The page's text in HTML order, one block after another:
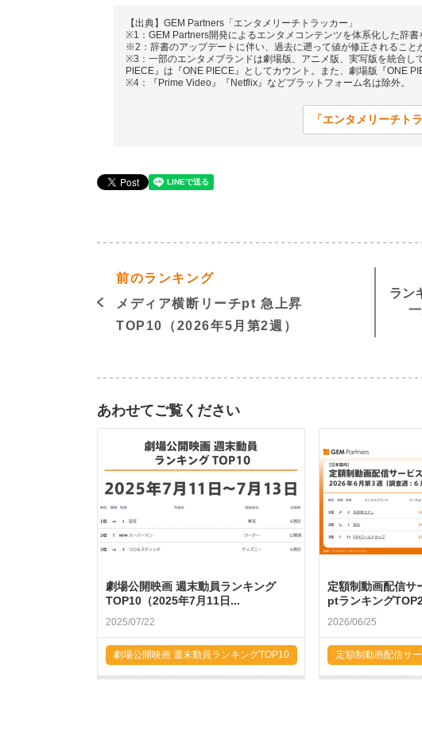
【出典】GEM Partners「エンタメリーチトラッカー」
※1：GEM Partners開発によるエンタメコンテンツを体系化した辞書
※2：辞書のアップデートに伴い、過去に遡って値が修正されること
※3：一部のエンタメブランドは劇場版、アニメ版、実写版を統合
PIECE』は『ONE PIECE』としてカウント。また、劇場版『ONE
※4：『Prime Video』『Netflix』などプラットフォーム名は除外。
「エンタメリーチト
前のランキング
メディア横断リーチpt 急上昇
TOP10（2026年5月第2週）
ラン
あわせてご覧ください
劇場公開映画 週末動員ランキング
TOP10（2025年7月11日...
2025/07/22
劇場公開映画 週末動員ランキングTOP10
定額制動画配信サ
ptランキング
2026/06/25
定額制動画配信サ